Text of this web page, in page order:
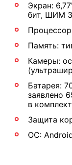
Экран:
бит, ШИМ
Память:
Камеры:
Батарея:
заявлено
в
Защита
ОС: